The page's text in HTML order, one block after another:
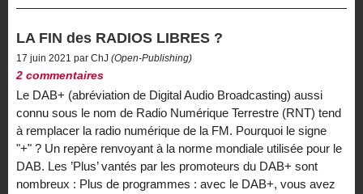
LA FIN des RADIOS LIBRES ?
17 juin 2021 par ChJ (Open-Publishing)
2 commentaires
Le DAB+ (abréviation de Digital Audio Broadcasting) aussi
connu sous le nom de Radio Numérique Terrestre (RNT) tend
à remplacer la radio numérique de la FM. Pourquoi le signe
"+" ? Un repère renvoyant à la norme mondiale utilisée pour le
DAB. Les ’Plus’ vantés par les promoteurs du DAB+ sont
nombreux : Plus de programmes : avec le DAB+, vous avez